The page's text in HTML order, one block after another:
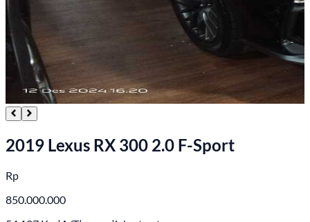
2019 Lexus RX 300 2.0 F-Sport
Rp
850.000.000